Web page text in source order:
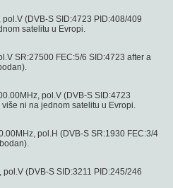
(DVB-S SID:4723 PID:408/409
satelitu u Evropi.
SR:27500 FEC:5/6 SID:4723 after a
pol.V (DVB-S SID:4723
više ni na jednom satelitu u Evropi.
pol.H (DVB-S SR:1930 FEC:3/4
(DVB-S SID:3211 PID:245/246